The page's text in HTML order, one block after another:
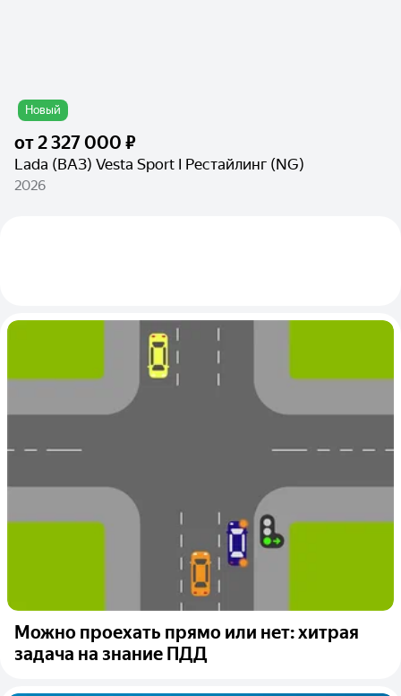
Новый
от2 327 000 ₽
Lada (ВАЗ) Vesta Sport I Рестайлинг (NG)
2026
Можно проехать прямо или нет: хитрая
задача на знание ПДД